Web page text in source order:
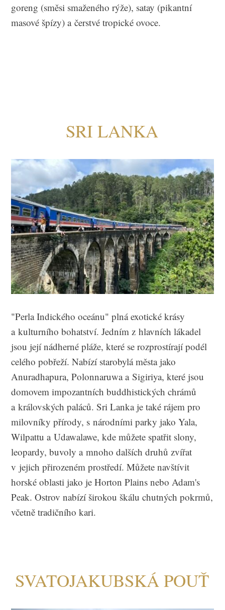
goreng (směsi smaženého rýže), satay (pikantní
masové špízy) a čerstvé tropické ovoce.
SRI LANKA
"Perla Indického oceánu" plná exotické krásy
a kulturního bohatství. Jedním z hlavních lákadel
jsou její nádherné pláže, které se rozprostírají podél
celého pobřeží. Nabízí starobylá města jako
Anuradhapura, Polonnaruwa a Sigiriya, které jsou
domovem impozantních buddhistických chrámů
a královských paláců. Sri Lanka je také rájem pro
milovníky přírody, s národními parky jako Yala,
Wilpattu a Udawalawe, kde můžete spatřit slony,
leopardy, buvoly a mnoho dalších druhů zvířat
v jejich přirozeném prostředí. Můžete navštívit
horské oblasti jako je Horton Plains nebo Adam's
Peak. Ostrov nabízí širokou škálu chutných pokrmů,
včetně tradičního kari.
SVATOJAKUBSKÁ POUŤ